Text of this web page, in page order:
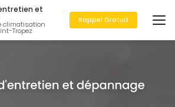
et
Tropez
Rappel Gratuit